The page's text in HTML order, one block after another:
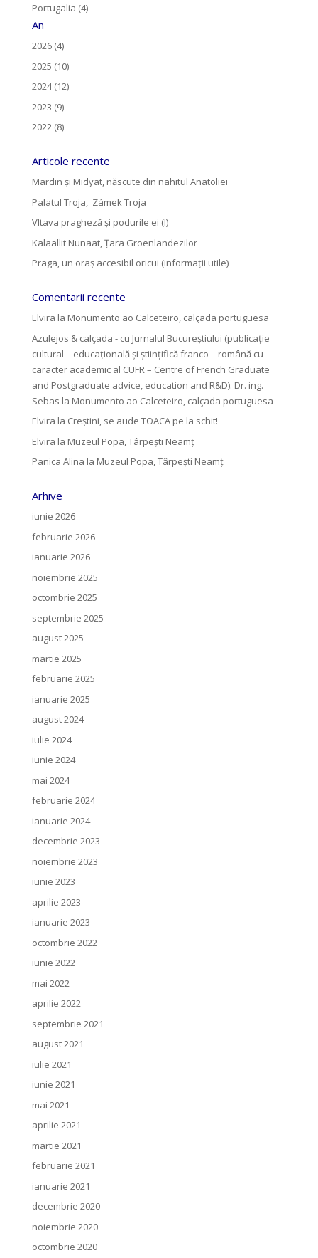
Portugalia (4)
An
2026 (4)
2025 (10)
2024 (12)
2023 (9)
2022 (8)
Articole recente
Mardin și Midyat, născute din nahitul Anatoliei
Palatul Troja, Zámek Troja
Vltava pragheză și podurile ei (I)
Kalaallit Nunaat, Țara Groenlandezilor
Praga, un oraș accesibil oricui (informații utile)
Comentarii recente
Elvira la Monumento ao Calceteiro, calçada portuguesa
Azulejos & calçada - cu Jurnalul Bucureștiului (publicație
cultural – educațională și științifică franco – română cu
caracter academic al CUFR – Centre of French Graduate
and Postgraduate advice, education and R&D). Dr. ing.
Sebas la Monumento ao Calceteiro, calçada portuguesa
Elvira la Creştini, se aude TOACA pe la schit!
Elvira la Muzeul Popa, Târpeşti Neamţ
Panica Alina la Muzeul Popa, Târpeşti Neamţ
Arhive
iunie 2026
februarie 2026
ianuarie 2026
noiembrie 2025
octombrie 2025
septembrie 2025
august 2025
martie 2025
februarie 2025
ianuarie 2025
august 2024
iulie 2024
iunie 2024
mai 2024
februarie 2024
ianuarie 2024
decembrie 2023
noiembrie 2023
iunie 2023
aprilie 2023
ianuarie 2023
octombrie 2022
iunie 2022
mai 2022
aprilie 2022
septembrie 2021
august 2021
iulie 2021
iunie 2021
mai 2021
aprilie 2021
martie 2021
februarie 2021
ianuarie 2021
decembrie 2020
noiembrie 2020
octombrie 2020